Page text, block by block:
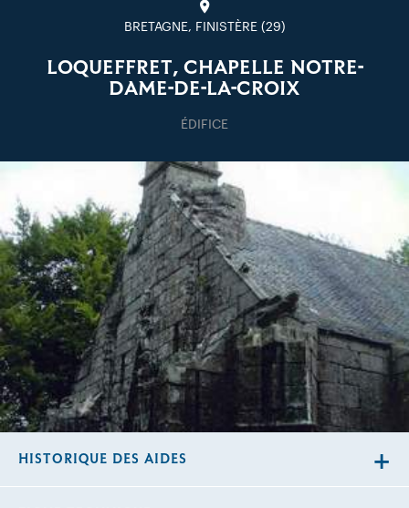
BRETAGNE, FINISTÈRE (29)
LOQUEFFRET, CHAPELLE NOTRE-
DAME-DE-LA-CROIX
ÉDIFICE
HISTORIQUE DES AIDES